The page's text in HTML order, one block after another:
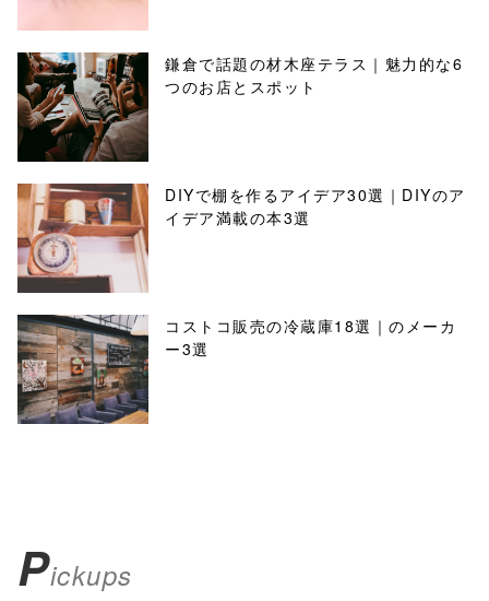
鎌倉で話題の材木座テラス｜魅力的な6
つのお店とスポット
DIYで棚を作るアイデア30選｜DIYのア
イデア満載の本3選
コストコ販売の冷蔵庫18選｜のメーカ
ー3選
Pickups